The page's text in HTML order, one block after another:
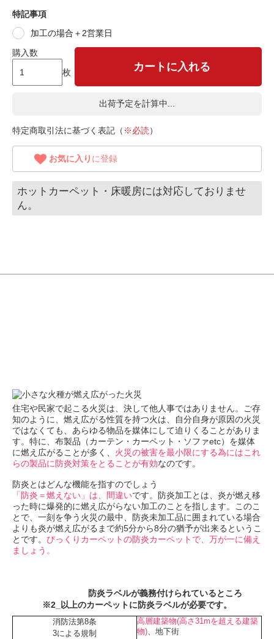
特記事項
加工の場合＋2営業日
購入数
枚
カートに入れる
出荷予定を計算中...
特定商取引法に基づく表記（ ※必読）
お気に入り に登録
ホットカーペット・床暖房には対応しておりませ
ん。
住宅や民家で起こる火災は、決して他人事ではありません。ご存
知のように、燃え広がる性質を持つ火は、自分自身が原因の火災
ではなくても、あらゆる物品を媒体にして迫りくることがありま
す。特に、布製品（カーテン・カーペット・ソファetc）を媒体
に燃え広がることが多く、 火災の被害を最小限にする為にはこれ
らの製品に防炎対策をとることが有効なのです。
防炎とはどんな機能を指すのでしょう
「防炎＝燃えない」は、間違いです。防炎加工とは、炎が燃え移
った時に爆発的に燃え広がらない加工のことを指します。このこ
とで、一刻を争う火災の最中、防炎未加工品に囲まれている場合
よりも炎が燃え広がるまで約5分から8分の猶予が出来るというこ
とです。 びっくりカーペットの防炎カーペットで、万が一に備え
ましょう。
防炎ラベルが義務付けられているところ
※2_以上のカーペットに防炎ラベルが必要です。
消防法第8条
3による規制
高層建築物(高さ31mを超える建築
物)、地下街